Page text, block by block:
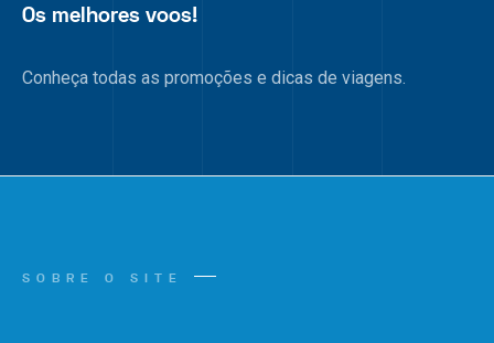
Os melhores voos!
Conheça todas as promoções e dicas de viagens.
SOBRE O SITE